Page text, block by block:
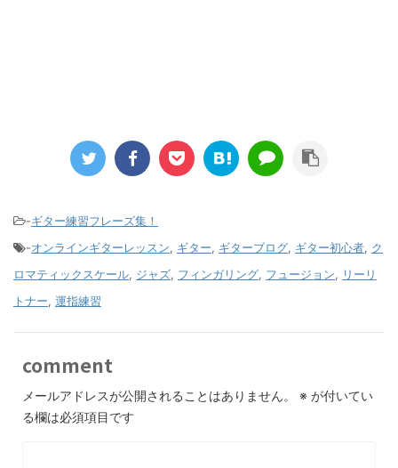
-ギター練習フレーズ集！
-オンラインギターレッスン, ギター, ギターブログ, ギター初心者, ク
ロマティックスケール, ジャズ, フィンガリング, フュージョン, リーリ
トナー, 運指練習
comment
メールアドレスが公開されることはありません。 ※ が付いてい
る欄は必須項目です